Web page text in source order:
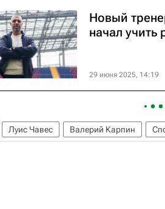
Новый
начал учить
29 июня 2025, 14:19
Луис Чавес Валерий Карпин